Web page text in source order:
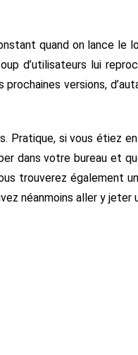
quand on lance le
d’utilisateurs lui
versions,
Pratique, si vous étiez
dans votre bureau et
trouverez également
néanmoins aller y jeter